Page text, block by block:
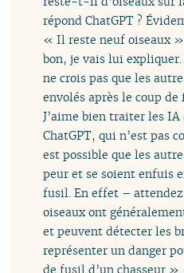
répond ChatGPT ?
« Il reste neuf oiseaux
bon, je vais lui
ne crois pas que les
envolés après le coup
J’aime bien traiter les IA
ChatGPT, qui n’est
est possible que les
peur et se soient enfuis
fusil. En effet –
oiseaux ont
et peuvent détecter les
représenter un danger
de fusil d’un chasseur